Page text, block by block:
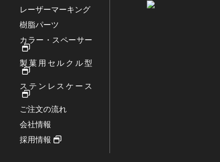
レーザーマーキング
樹脂パーツ
カラー・スペーサー
製菓用セルクル型
ステンレスケース
ご注文の流れ
会社情報
採用情報